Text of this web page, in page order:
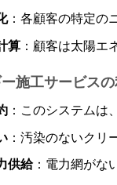
：各顧客の特定の
算 ：顧客は太陽エ
施工サービス
：このシステムは
：汚染のないクリ
供給：電力網がな